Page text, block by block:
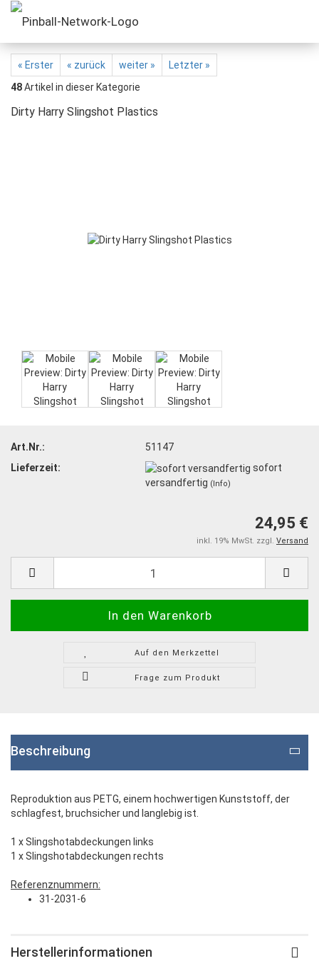
« Erster « zurück weiter »
Letzter »
48Artikel in dieser Kategorie
Dirty Harry Slingshot Plastics
Art.Nr.:
51147
Lieferzeit:
sofort
versandfertig (Info)
24,95 €
inkl. 19% MwSt. zzgl. Versand
Auf den Merkzettel
Frage zum Produkt
Beschreibung
Reproduktion aus PETG, einem hochwertigen Kunststoff, der
schlagfest, bruchsicher und langlebig ist.
1 x Slingshotabdeckungen links
1 x Slingshotabdeckungen rechts
Referenznummern:
31-2031-6
Herstellerinformationen